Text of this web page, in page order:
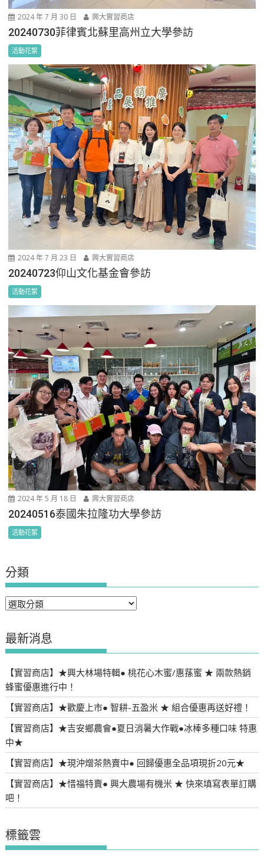
2024 年 7 月 30 日 興大實習商店
20240730菲律賓北蘇里高州立大學參訪
活動花絮
2024 年 7 月 23 日 興大實習商店
20240723仰山文化基金會參訪
活動花絮
2024 年 5 月 18 日 興大實習商店
20240516泰國朱拉隆功大學參訪
活動花絮
分類
分
最新消息
【實習商店】★興大林場特輯● 桃花心木蜜/惠蓀蜜 ★ 兩款熱銷
蜂蜜優惠進行中！
【實習商店】★歡慶上市● 智耕-五盈米 ★ 組合優惠再送好禮！
【實習商店】★吉安鄉農會●夏日消暑大作戰●冰棒多種口味 特惠
中★
【實習商店】★現沖熷茶熱賣中● 回歸優惠全品項現折20元★
【實習商店】★惜福特賣● 興大農場有機米 ★ 快來填寫表單訂購
吧！
標籤雲